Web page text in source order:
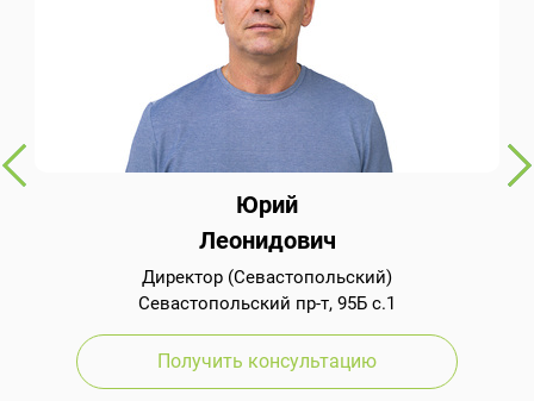
Юрий
Леонидович
Директор (Севастопольский)
Севастопольский пр-т, 95Б с.1
Получить консультацию